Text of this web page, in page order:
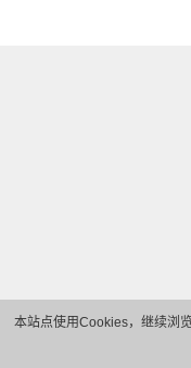
本站点使用Cookies，继续浏